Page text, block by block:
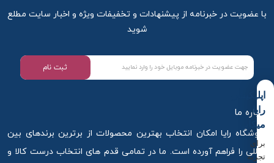
با عضویت در خبرنامه از پیشنهادات و تخفیفات ویژه و اخبار سایت مطلع
شوید
ثبت نام
درباره ما
فروشگاه رایا امکان انتخاب بهترین محصولات از برترین برندهای بین
المللی را فراهم آورده است. ما در تمامی قدم های انتخاب درست کالا و
اپلیکیشن
رایا
میکاپ
برای
تجربه